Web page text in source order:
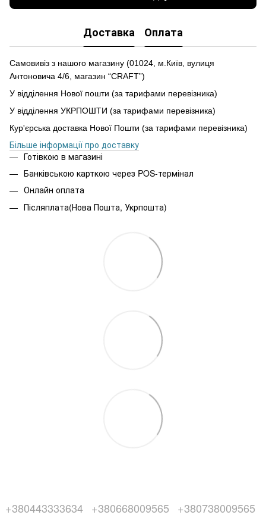
Доставка Оплата
Самовивіз з нашого магазину (01024, м.Київ, вулиця
Антоновича 4/6, магазин “CRAFT”)
У відділення Нової пошти (за тарифами перевізника)
У відділення УКРПОШТИ (за тарифами перевізника)
Кур'єрська доставка Нової Пошти (за тарифами перевізника)
Більше інформації про доставку
Готівкою в магазині
Банківською карткою через POS-термінал
Онлайн оплата
Післяплата(Нова Пошта, Укрпошта)
+380443333634 +380668009565 +380738009565